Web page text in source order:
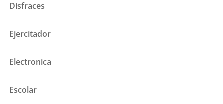
Disfraces
Ejercitador
Electronica
Escolar